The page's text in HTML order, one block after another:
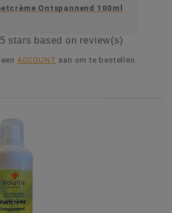
Ontspannend 100ml
stars based on review(s)
ACCOUNT aan om te bestellen.